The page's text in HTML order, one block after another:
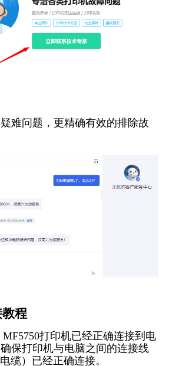
难问题，更精确有效的排除故
程
打印机已经正确连接到电
保打印机与电脑之间的连接线
缆）已经正确连接。